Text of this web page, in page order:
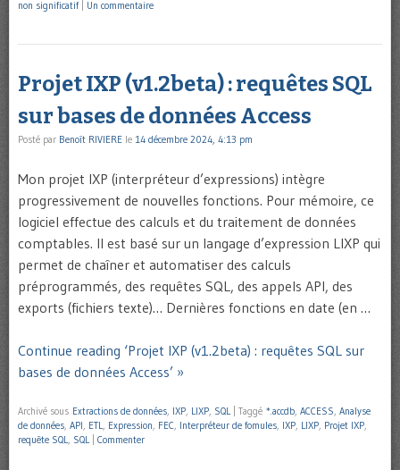
non significatif
Un commentaire
Projet IXP (v1.2beta) : requêtes SQL
sur bases de données Access
Posté par Benoît RIVIERE le 14 décembre 2024, 4:13 pm
Mon projet IXP (interpréteur d’expressions) intègre
progressivement de nouvelles fonctions. Pour mémoire, ce
logiciel effectue des calculs et du traitement de données
comptables. Il est basé sur un langage d’expression LIXP qui
permet de chaîner et automatiser des calculs
préprogrammés, des requêtes SQL, des appels API, des
exports (fichiers texte)… Dernières fonctions en date (en …
Continue reading ‘Projet IXP (v1.2beta) : requêtes SQL sur
bases de données Access’ »
Archivé sous Extractions de données, IXP, LIXP, SQL Taggé *.accdb, ACCESS, Analyse
de données, API, ETL, Expression, FEC, Interpréteur de fomules, IXP, LIXP, Projet IXP,
requête SQL, SQL Commenter